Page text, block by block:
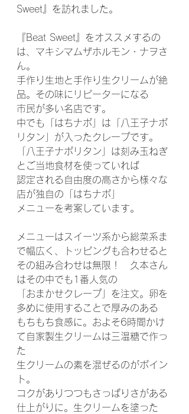
Sweet』を訪れました。
『Beat Sweet』をオススメするの
は、マキシマムザホルモン・ナヲさ
ん。
手作り生地と手作り生クリームが絶
品。その味にリピーターになる
市民が多い名店です。
中でも「はちナポ」は「八王子ナポ
リタン」が入ったクレープです。
「八王子ナポリタン」は刻み玉ねぎ
とご当地食材を使っていれば
認定される自由度の高さから様々な
店が独自の「はちナポ」
メニューを考案しています。
メニューはスイーツ系から総菜系ま
で幅広く、トッピングも合わせると
その組み合わせは無限！　久本さん
はその中でも1番人気の
「おまかせクレープ」を注文。卵を
多めに使用することで厚みのある
もちもち食感に。およそ6時間かけ
て自家製生クリームは三温糖で作っ
た
生クリームの素を混ぜるのがポイン
ト。
コクがありつつもさっぱりさがある
仕上がりに。生クリームを塗った